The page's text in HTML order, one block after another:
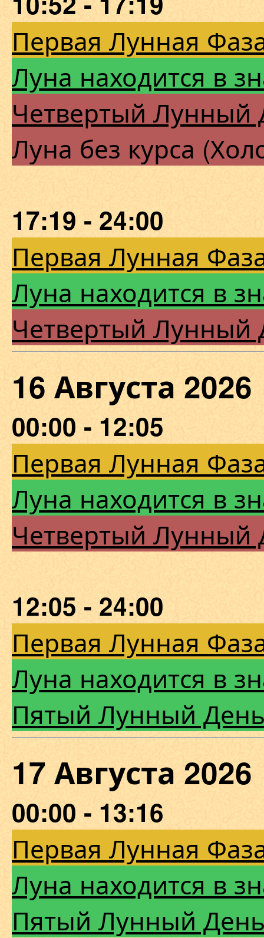
Первая Лунная
Луна находится в
Четвертый Лунный
Луна без курса
17:19 - 24:00
Первая Лунная
Луна находится в
Четвертый Лунный
16 Августа
00:00 - 12:05
Первая Лунная
Луна находится в
Четвертый Лунный
12:05 - 24:00
Первая Лунная
Луна находится в
Пятый Лунный
17 Августа
00:00 - 13:16
Первая Лунная
Луна находится в
Пятый Лунный